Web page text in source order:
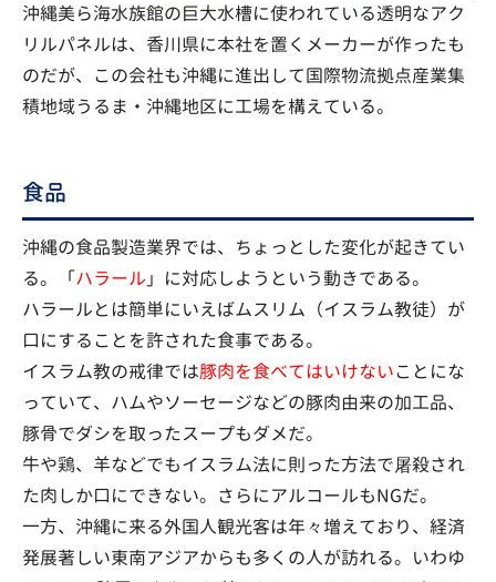
沖縄美ら海水族館の巨大水槽に使われている透明なアク
リルパネルは、香川県に本社を置くメーカーが作ったも
のだが、この会社も沖縄に進出して国際物流拠点産業集
積地域うるま・沖縄地区に工場を構えている。
食品
沖縄の食品製造業界では、ちょっとした変化が起きてい
る。「ハラール」に対応しようという動きである。
ハラールとは簡単にいえばムスリム（イスラム教徒）が
口にすることを許された食事である。
イスラム教の戒律では豚肉を食べてはいけないことにな
っていて、ハムやソーセージなどの豚肉由来の加工品、
豚骨でダシを取ったスープもダメだ。
牛や鶏、羊などでもイスラム法に則った方法で屠殺され
た肉しか口にできない。さらにアルコールもNGだ。
一方、沖縄に来る外国人観光客は年々増えており、経済
発展著しい東南アジアからも多くの人が訪れる。いわゆ